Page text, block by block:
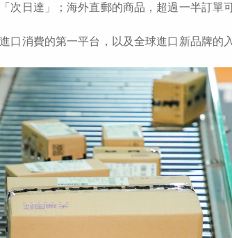
次日達」；海外直郵的商品，超過一半訂單
口消費的第一平台，以及全球進口新品牌的